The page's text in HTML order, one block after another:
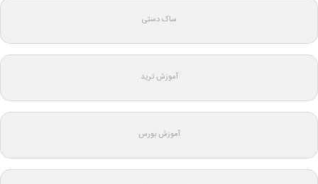
ساک دستی
آموزش ترید
آموزش بورس